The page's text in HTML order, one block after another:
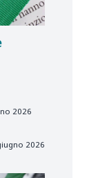
2026
2026